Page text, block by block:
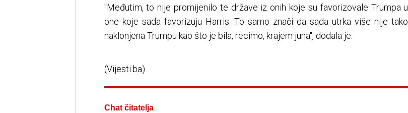
"Međutim, to nije promijenilo te države iz onih koje su favorizovale Trumpa u
one koje sada favorizuju Harris. To samo znači da sada utrka više nije tako
naklonjena Trumpu kao što je bila, recimo, krajem juna", dodala je.
(Vijesti.ba)
Chat čitatelja